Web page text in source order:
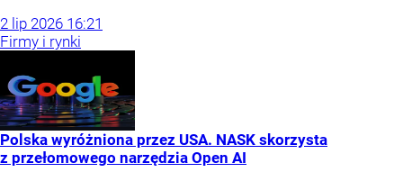
2 lip 2026 16:21
Firmy i rynki
Polska wyróżniona przez USA. NASK skorzysta
z przełomowego narzędzia Open AI